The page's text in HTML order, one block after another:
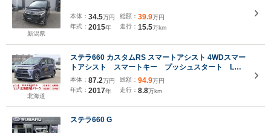
新潟県
本体： 34.5万円
年式： 2015年
総額： 39.9万円
走行： 15.5万km
北海道
ステラ660 カスタムRS スマートアシスト 4WDスマー
トアシスト スマートキー プッシュスタート LED
ヘッドライト LEDフォグランプ インタークーラー
ターボ 社外ナビゲーション バックカメラ シート
ヒーター オートハイビーム 4WD
本体： 87.2万円
年式： 2017年
総額： 94.9万円
走行： 8.8万km
ステラ660 G